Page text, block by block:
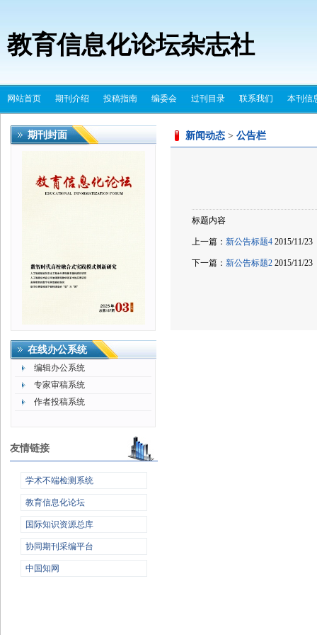
教育信息化论坛杂志社
网站首页 期刊介绍 投稿指南 编委会 过刊目录 联系我们 本刊信
期刊封面
在线办公系统
编辑办公系统
专家审稿系统
作者投稿系统
友情链接
学术不端检测系统
教育信息化论坛
国际知识资源总库
协同期刊采编平台
中国知网
新闻动态 > 公告栏
标题内容
上一篇： 新公告标题4 2015/11/23
下一篇： 新公告标题2 2015/11/23